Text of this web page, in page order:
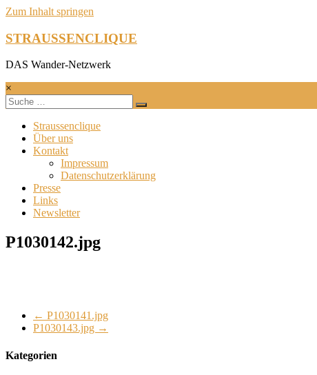
Zum Inhalt springen
STRAUSSENCLIQUE
DAS Wander-Netzwerk
×
Straussenclique
Über uns
Kontakt
Impressum
Datenschutzerklärung
Presse
Links
Newsletter
P1030142.jpg
← P1030141.jpg
P1030143.jpg →
Kategorien